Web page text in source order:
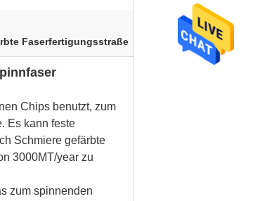
Faserfertigungsstraße
Chips benutzt, zum
Es kann feste
Schmiere gefärbte
3000MT/year zu
zum spinnenden